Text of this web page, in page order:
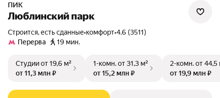
ПИК
Люблинский парк
Строится, есть сданные•комфорт•4.6 (3511)
Перерва
19 мин.
Студииот 19,6 м²
от 11,3 млн ₽
1-комн.от 31,3 м²
от 15,2 млн ₽
2-комн.от 44,5
от 19,9 млн ₽